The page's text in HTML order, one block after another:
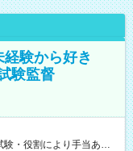
験から好き
験監督